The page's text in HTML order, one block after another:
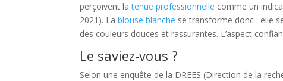
perçoivent latenue professionnelle comme un
2021). Lablouse blanche se transforme donc : elle
des couleurs douces et rassurantes. L’aspect
Le saviez-vous ?
Selon une enquête de la DREES (Direction de la